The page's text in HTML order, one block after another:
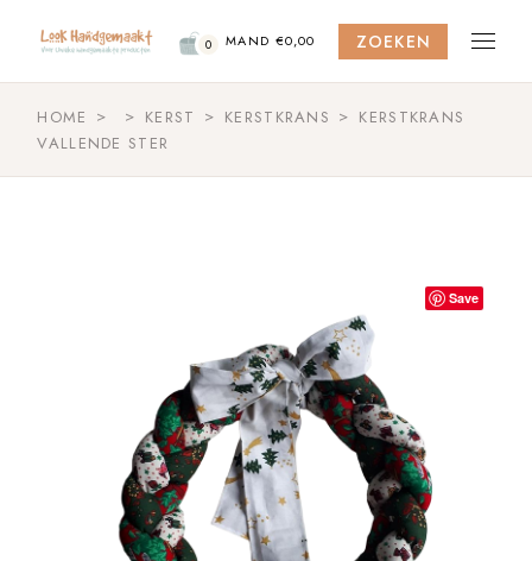
content
0 MAND €0,00 ZOEKEN
HOME KERST KERSTKRANS
KERSTKRANS
VALLENDE STER
Save